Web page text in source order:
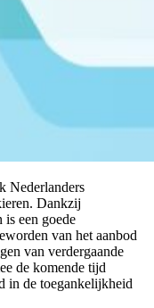
Nederlanders
Dankzij
is een goede
van het aanbod
van verdergaande
de komende tijd
in de toegankelijkheid